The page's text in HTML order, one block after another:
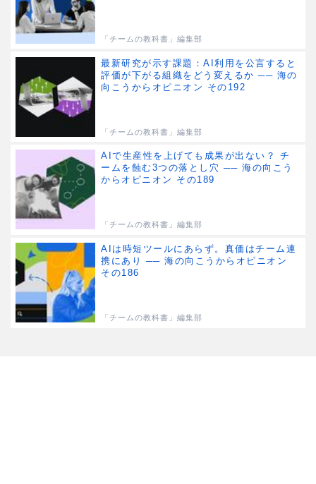
「チームの教科書」編集部
最新研究が示す課題：AI利用を公言すると
評価が下がる組織をどう変えるか ── 海の
向こうからオピニオン その192
「チームの教科書」編集部
AIで生産性を上げても成果が出ない？ チ
ームを蝕む3つの落とし穴 ── 海の向こう
からオピニオン その189
「チームの教科書」編集部
AIは時短ツールにあらず。真価はチーム連
携にあり ── 海の向こうからオピニオン
その186
「チームの教科書」編集部